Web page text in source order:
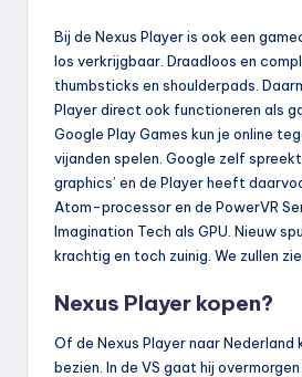
Bij de Nexus Player is ook een
los verkrijgbaar. Draadloos en
thumbsticks en shoulderpads.
Player direct ook functioneren als
Google Play Games kun je online
vijanden spelen. Google zelf spreekt
graphics’ en de Player heeft
Atom-processor en de PowerVR
Imagination Tech als GPU. Nieuw
krachtig en toch zuinig. We zullen
Nexus Player kopen?
Of de Nexus Player naar Nederland
bezien. In de VS gaat hij